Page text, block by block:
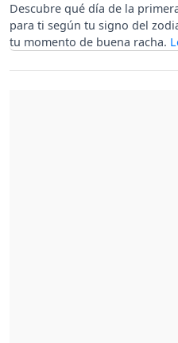
Descubre qué día de la
para ti según tu signo del
tu momento de buena racha.